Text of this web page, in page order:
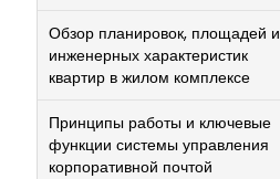
Обзор планировок, площадей и
инженерных характеристик
квартир в жилом комплексе
Принципы работы и ключевые
функции системы управления
корпоративной почтой